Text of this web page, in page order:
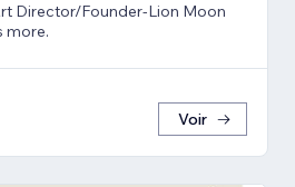
Director/Founder-Lion Moon
more.
Voir